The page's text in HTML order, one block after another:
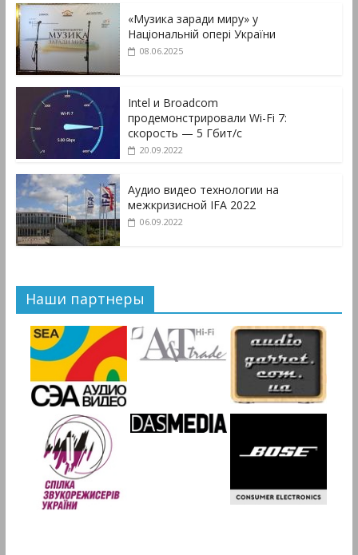
«Музика заради миру» у
Національній опері України
08.06.2025
Intel и Broadcom
продемонстрировали Wi-Fi 7:
скорость — 5 Гбит/с
20.09.2022
Аудио видео технологии на
межкризисной IFA 2022
06.09.2022
Наши партнеры